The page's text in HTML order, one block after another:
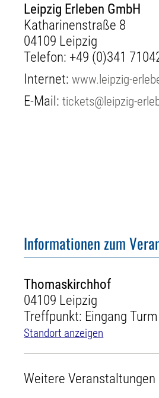
Leipzig Erleben GmbH
Katharinenstraße 8
04109 Leipzig
Telefon: +49 (0)341
Internet:www.leipzig-
E-Mail:tickets@leipzig-
Informationen zum
Thomaskirchhof
04109 Leipzig
Treffpunkt: Eingang Turm
Standort anzeigen
Weitere